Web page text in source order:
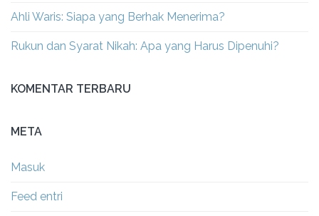
Ahli Waris: Siapa yang Berhak Menerima?
Rukun dan Syarat Nikah: Apa yang Harus Dipenuhi?
KOMENTAR TERBARU
META
Masuk
Feed entri